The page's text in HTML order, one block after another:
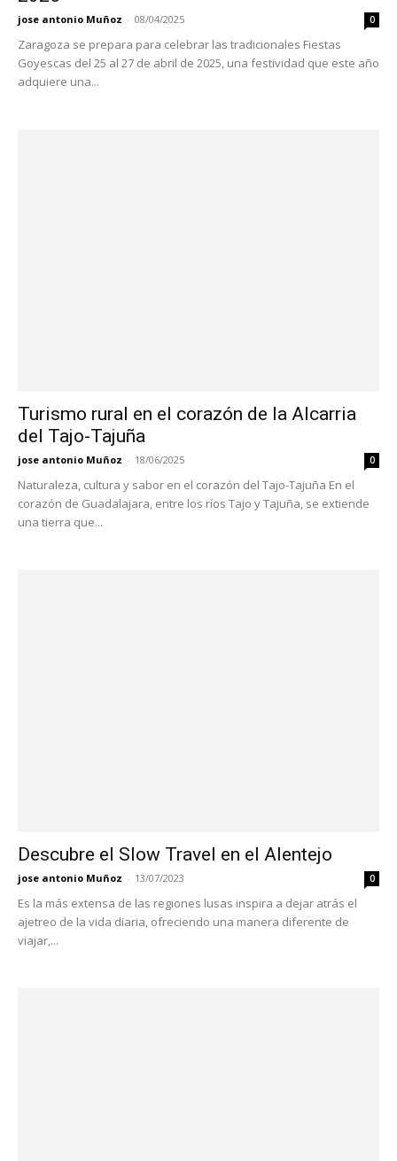
jose antonio Muñoz - 08/04/2025 0
​Zaragoza se prepara para celebrar las tradicionales Fiestas
Goyescas del 25 al 27 de abril de 2025, una festividad que este año
adquiere una...
Turismo rural en el corazón de la Alcarria
del Tajo-Tajuña
jose antonio Muñoz - 18/06/2025 0
Naturaleza, cultura y sabor en el corazón del Tajo-Tajuña En el
corazón de Guadalajara, entre los ríos Tajo y Tajuña, se extiende
una tierra que...
Descubre el Slow Travel en el Alentejo
jose antonio Muñoz - 13/07/2023 0
Es la más extensa de las regiones lusas inspira a dejar atrás el
ajetreo de la vida diaria, ofreciendo una manera diferente de
viajar,...